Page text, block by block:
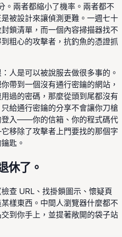
。兩者都縮小了機率。兩者都不
被設計來讓偵測更難。一週七十
鎖清單，而一個內容掃描器找不
粗心的攻擊者，抗釣魚的憑證抓
人是可以被說服去做很多事的。
帶到一個沒有通行密鑰的網站，
過的密碼，那麼從頭到尾都沒有
給通行密鑰的分享不會讓你刀槍
登入——你的信箱、你的程式碼代
移除了攻擊者上門要找的那個字
匙。
休了。
查 URL、找掛鎖圖示、懷疑頁
樣東西。中間人瀏覽器什麼都不
到你手上，並提著敞開的袋子站